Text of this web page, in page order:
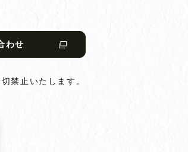
わせ
禁止いたします。